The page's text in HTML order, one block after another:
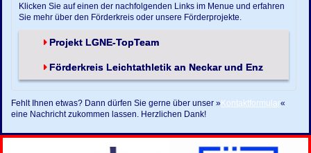
Klicken Sie auf einen der nachfolgenden Links im Menue und erfahren
Sie mehr über den Förderkreis oder unsere Förderprojekte.
Projekt LGNE-TopTeam
Förderkreis Leichtathletik an Neckar und Enz
Fehlt Ihnen etwas? Dann dürfen Sie gerne über unser »Kontaktformular«
eine Nachricht zukommen lassen. Herzlichen Dank!